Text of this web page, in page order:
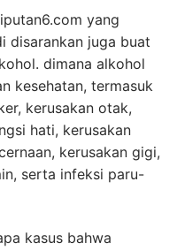
yang
disarankan juga buat
dimana alkohol
kesehatan, termasuk
kerusakan otak,
hati, kerusakan
kerusakan gigi,
serta infeksi paru-
kasus bahwa